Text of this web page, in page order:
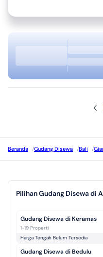
Beranda /Gudang Disewa /Bali /
Pilihan Gudang Disewa di
Gudang Disewa di Keramas
1-19 Properti
Harga Tengah Belum Tersedia
Gudang Disewa di Bedulu